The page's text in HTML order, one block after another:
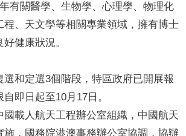
有關醫學、生物學、心理學、物理化
程、天文學等相關專業領域，擁有博士
健康狀況。
選和定選3個階段，特區政府已開展報
即日起至10月17日。
國載人航天工程辦公室組織，中國航天
施，國務院港澳事務辦公室協調，協辦